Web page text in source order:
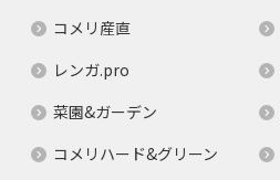
コメリ産直
レンガ.pro
菜園&ガーデン
コメリハード&グリーン